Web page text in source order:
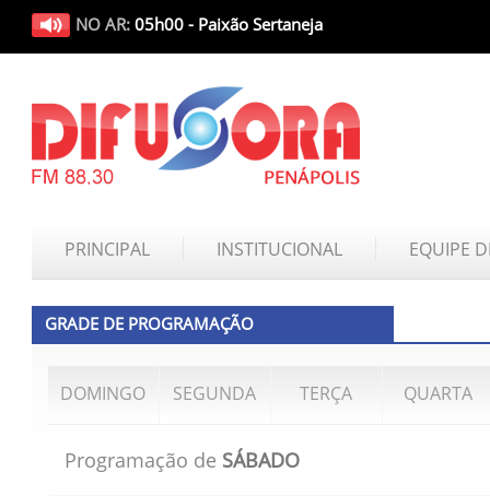
NO AR: 05h00 - Paixão Sertaneja
PRINCIPAL INSTITUCIONAL EQUIPE
GRADE DE PROGRAMAÇÃO
DOMINGO SEGUNDA TERÇA QUARTA
Programação de SÁBADO